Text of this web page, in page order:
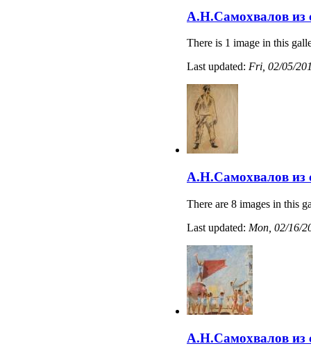
А.Н.Самохвалов
There is 1 image in this
Last updated: Fri, 02/05/
А.Н.Самохвалов из
There are 8 images in this
Last updated: Mon, 02/16/
А.Н.Самохвалов